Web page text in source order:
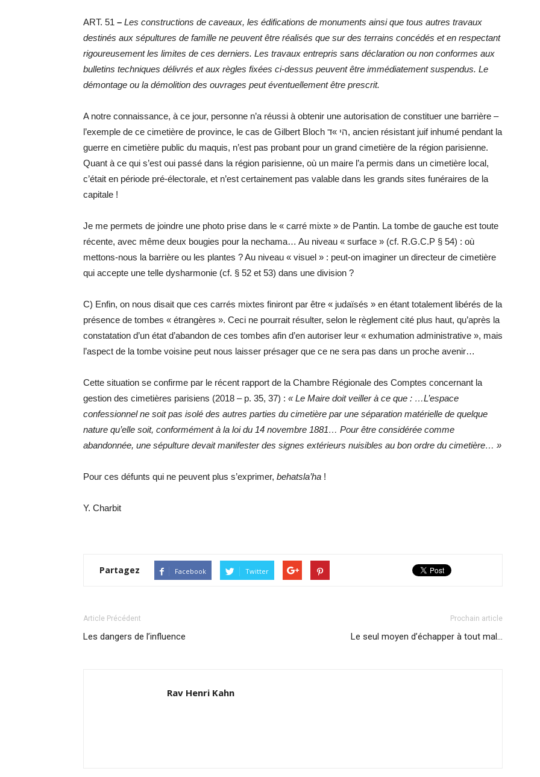
ART. 51 – Les constructions de caveaux, les édifications de monuments ainsi que tous autres travaux
destinés aux sépultures de famille ne peuvent être réalisés que sur des terrains concédés et en respectant
rigoureusement les limites de ces derniers. Les travaux entrepris sans déclaration ou non conformes aux
bulletins techniques délivrés et aux règles fixées ci-dessus peuvent être immédiatement suspendus. Le
démontage ou la démolition des ouvrages peut éventuellement être prescrit.
A notre connaissance, à ce jour, personne n’a réussi à obtenir une autorisation de constituer une barrière –
l’exemple de ce cimetière de province, le cas de Gilbert Bloch הי »ד, ancien résistant juif inhumé pendant la
guerre en cimetière public du maquis, n’est pas probant pour un grand cimetière de la région parisienne.
Quant à ce qui s’est oui passé dans la région parisienne, où un maire l’a permis dans un cimetière local,
c’était en période pré-électorale, et n’est certainement pas valable dans les grands sites funéraires de la
capitale !
Je me permets de joindre une photo prise dans le « carré mixte » de Pantin. La tombe de gauche est toute
récente, avec même deux bougies pour la nechama… Au niveau « surface » (cf. R.G.C.P § 54) : où
mettons-nous la barrière ou les plantes ? Au niveau « visuel » : peut-on imaginer un directeur de cimetière
qui accepte une telle dysharmonie (cf. § 52 et 53) dans une division ?
C) Enfin, on nous disait que ces carrés mixtes finiront par être « judaïsés » en étant totalement libérés de la
présence de tombes « étrangères ». Ceci ne pourrait résulter, selon le règlement cité plus haut, qu’après la
constatation d’un état d’abandon de ces tombes afin d’en autoriser leur « exhumation administrative », mais
l’aspect de la tombe voisine peut nous laisser présager que ce ne sera pas dans un proche avenir…
Cette situation se confirme par le récent rapport de la Chambre Régionale des Comptes concernant la
gestion des cimetières parisiens (2018 – p. 35, 37) : « Le Maire doit veiller à ce que : …L’espace
confessionnel ne soit pas isolé des autres parties du cimetière par une séparation matérielle de quelque
nature qu’elle soit, conformément à la loi du 14 novembre 1881… Pour être considérée comme
abandonnée, une sépulture devait manifester des signes extérieurs nuisibles au bon ordre du cimetière… »
Pour ces défunts qui ne peuvent plus s’exprimer, behatsla’ha !
Y. Charbit
Partagez Facebook Twitter
Article Précédent
Les dangers de l’influence
Prochain article
Le seul moyen d’échapper à tout mal…
Rav Henri Kahn